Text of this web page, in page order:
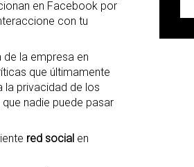
en Facebook por
con tu
de la empresa en
que últimamente
la privacidad de los
nadie puede pasar
red social en